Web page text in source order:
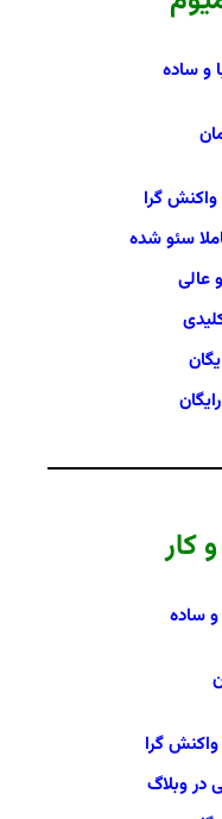
و ساده
کار
ساده